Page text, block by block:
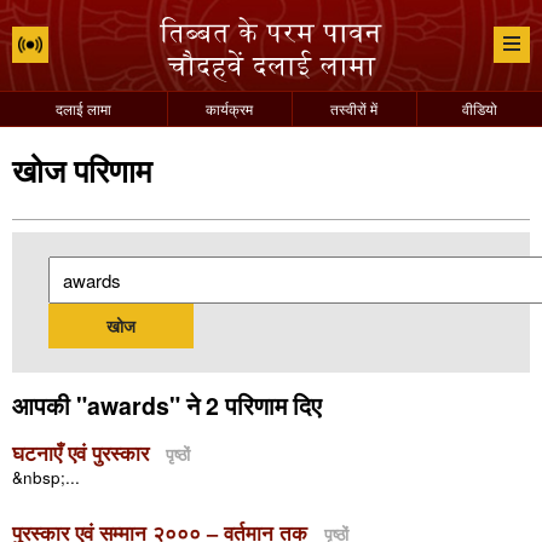
दलाई लामा कार्यक्रम तस्वीरों में वीडियो
खोज परिणाम
आपकी "awards" ने 2 परिणाम दिए
घटनाएँ एवं पुरस्कार
पृष्ठों
&nbsp;...
पुरस्कार एवं सम्मान २००० – वर्तमान तक
पृष्ठों